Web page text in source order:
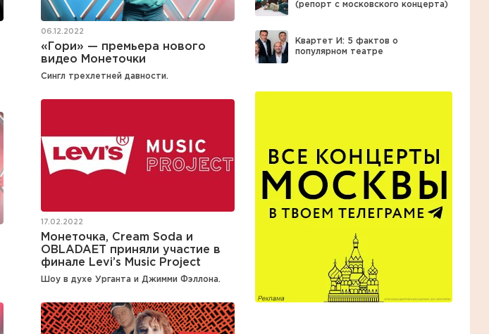
06.12.2022
«Гори» — премьера нового
видео Монеточки
Сингл трехлетней давности.
17.02.2022
Монеточка, Cream Soda и
OBLADAET приняли участие в
финале Levi’s Music Project
Шоу в духе Урганта и Джимми Фэллона.
(репорт с московского концерта)
Квартет И: 5 фактов о
популярном театре